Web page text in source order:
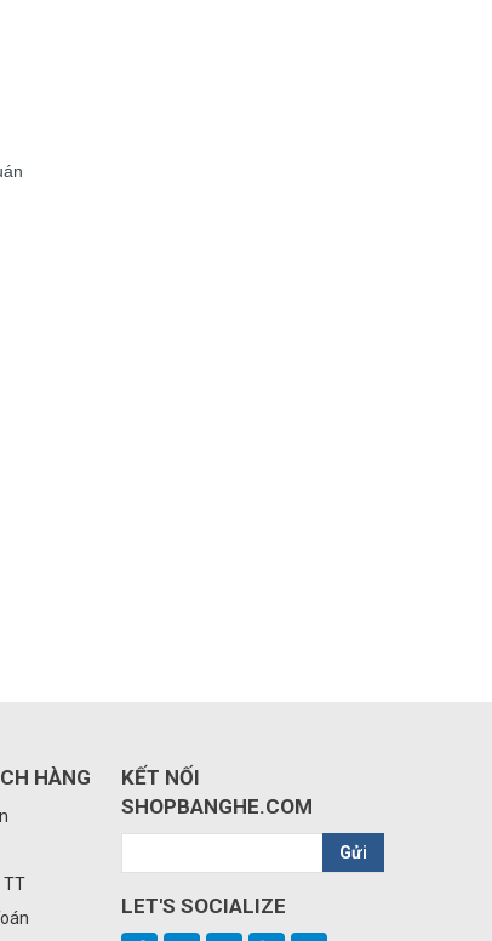
HÀNG
TT
KẾT NỐI
SHOPBANGHE.COM
Gửi
LET'S SOCIALIZE